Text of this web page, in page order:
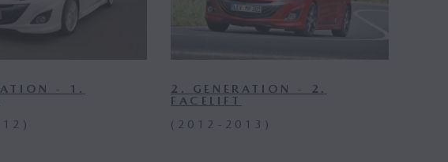
- 1.
2. GENERATION - 2.
FACELIFT
(2012-2013)